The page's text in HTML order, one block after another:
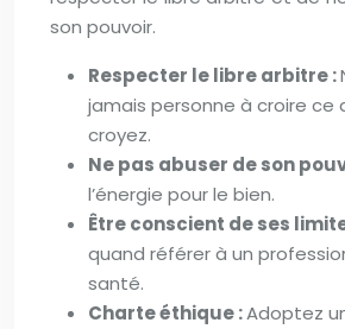
son pouvoir.
Respecter le libre arbitre :
jamais personne à croire ce
croyez.
Ne pas abuser de son
l’énergie pour le bien.
Être conscient de ses
quand référer à un
santé.
Charte éthique :Adoptez